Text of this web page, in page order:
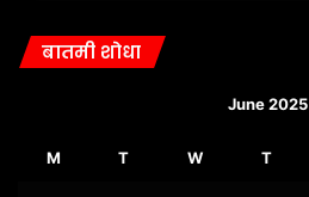
बातमी शोधा
June 2025
M T W T